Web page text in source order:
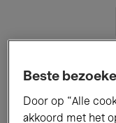
Beste
Door op “Alle
akkoord met het